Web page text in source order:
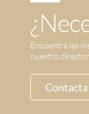
Encuentra las
nuestro